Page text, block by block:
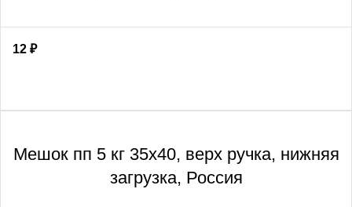
12 ₽
Мешок пп 5 кг 35х40, верх ручка, нижняя
загрузка, Россия